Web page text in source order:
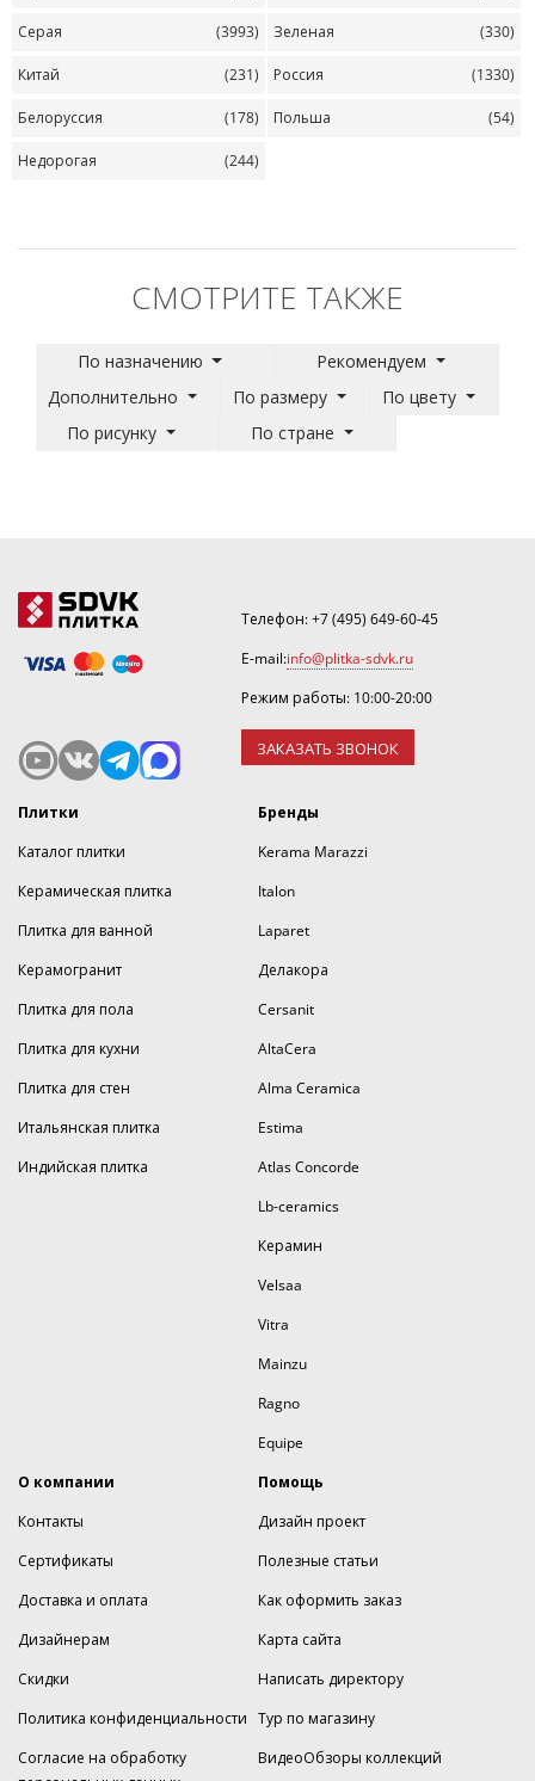
Серая (3993) Зеленая (330)
Китай (231) Россия (1330)
Белоруссия (178) Польша (54)
Недорогая (244)
СМОТРИТЕ ТАКЖЕ
По назначению
Рекомендуем
Дополнительно
По размеру
По цвету
По рисунку
По стране
Телефон:+7 (495) 649-60-45
E-mail:info@plitka-sdvk.ru
Режим работы: 10:00-20:00
ЗАКАЗАТЬ ЗВОНОК
Плитки
Каталог плитки
Керамическая плитка
Плитка для ванной
Керамогранит
Плитка для пола
Плитка для кухни
Плитка для стен
Итальянская плитка
Индийская плитка
Бренды
Kerama Marazzi
Italon
Laparet
Делакора
Cersanit
AltaCera
Alma Ceramica
Estima
Atlas Concorde
Lb-ceramics
Керамин
Velsaa
Vitra
Mainzu
Ragno
Equipe
О компании
Контакты
Сертификаты
Доставка и оплата
Дизайнерам
Скидки
Политика конфиденциальности
Согласие на обработку
Помощь
Дизайн проект
Полезные статьи
Как оформить заказ
Карта сайта
Написать директору
Тур по магазину
ВидеоОбзоры коллекций